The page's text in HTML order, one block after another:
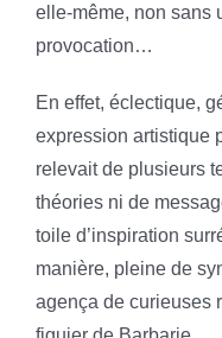
elle-même, non sans
provocation…
En effet, éclectique,
expression artistique
relevait de plusieurs
théories ni de
toile d’inspiration
manière, pleine de
agença de curieuses